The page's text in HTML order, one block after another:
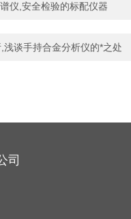
仪,安全检验的标配仪器
浅谈手持合金分析仪的*之处
司